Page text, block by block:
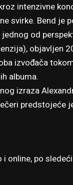
intenzivne
svirke. Bend je
od
), objavljen
izvođača
albuma.
izraza
predstojeće
i online, po